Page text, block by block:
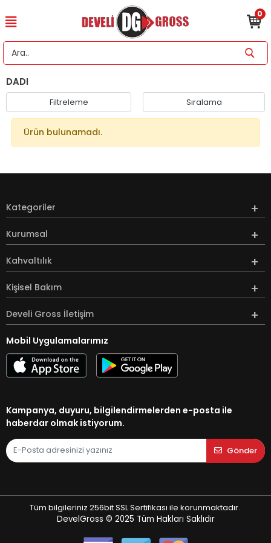
0
DADI
Filtreleme Sıralama
Ürün bulunamadı.
Kategoriler
Kurumsal
Kahvaltılık
Kişisel Bakım
Develi Gross İletişim
Mobil Uygulamalarımız
Kampanya, duyuru, bilgilendirmelerden e-posta ile
haberdar olmak istiyorum.
Gönder
Tüm bilgileriniz 256bit SSL Sertifikası ile korunmaktadır.
DevelGross © 2025 Tüm Hakları Saklıdır